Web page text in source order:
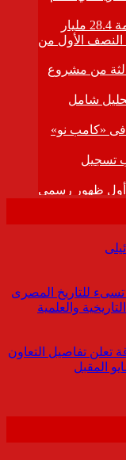
للتاريخ المصرى
والعلمية
تعلن تفاصيل التعاون
المقبل